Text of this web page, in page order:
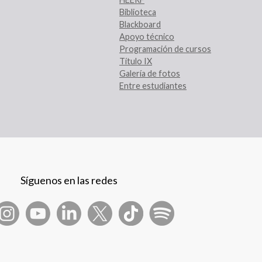
Biblioteca
Blackboard
Apoyo técnico
Programación de cursos
Título IX
Galería de fotos
Entre estudiantes
Síguenos en las redes